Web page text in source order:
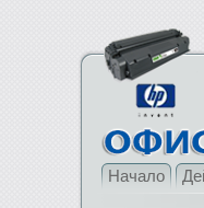
Начало